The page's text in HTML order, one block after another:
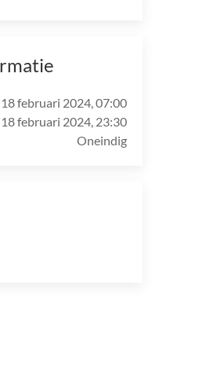
februari 2024, 07:00
februari 2024, 23:30
Oneindig